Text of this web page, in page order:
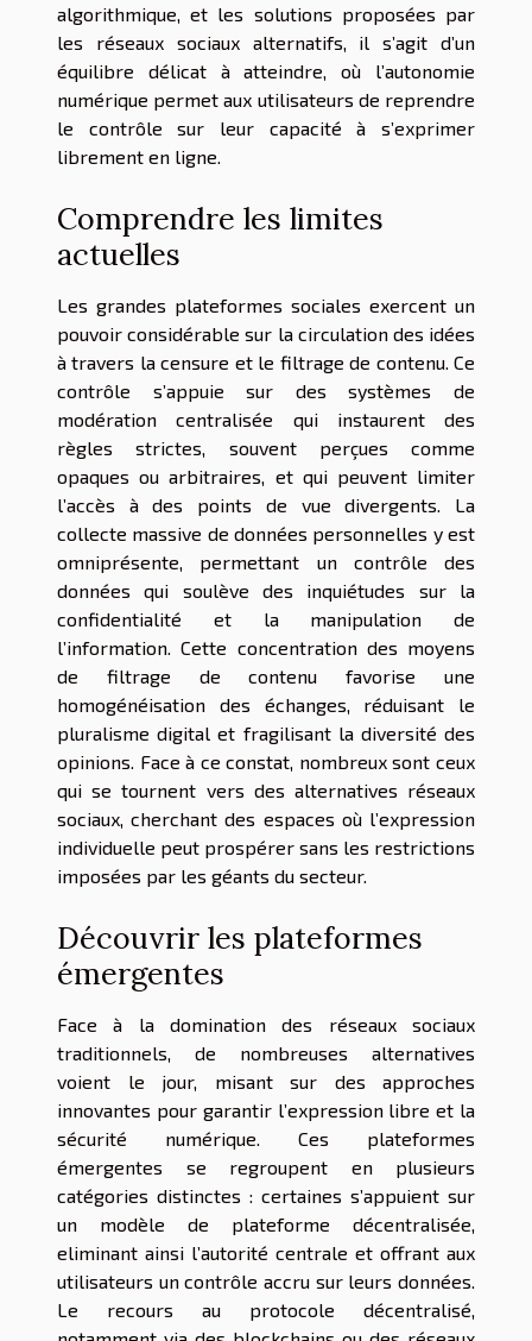
algorithmique, et les solutions proposées par
les réseaux sociaux alternatifs, il s’agit d’un
équilibre délicat à atteindre, où l’autonomie
numérique permet aux utilisateurs de reprendre
le contrôle sur leur capacité à s’exprimer
librement en ligne.
Comprendre les limites
actuelles
Les grandes plateformes sociales exercent un
pouvoir considérable sur la circulation des idées
à travers la censure et le filtrage de contenu. Ce
contrôle s’appuie sur des systèmes de
modération centralisée qui instaurent des
règles strictes, souvent perçues comme
opaques ou arbitraires, et qui peuvent limiter
l’accès à des points de vue divergents. La
collecte massive de données personnelles y est
omniprésente, permettant un contrôle des
données qui soulève des inquiétudes sur la
confidentialité et la manipulation de
l’information. Cette concentration des moyens
de filtrage de contenu favorise une
homogénéisation des échanges, réduisant le
pluralisme digital et fragilisant la diversité des
opinions. Face à ce constat, nombreux sont ceux
qui se tournent vers des alternatives réseaux
sociaux, cherchant des espaces où l’expression
individuelle peut prospérer sans les restrictions
imposées par les géants du secteur.
Découvrir les plateformes
émergentes
Face à la domination des réseaux sociaux
traditionnels, de nombreuses alternatives
voient le jour, misant sur des approches
innovantes pour garantir l’expression libre et la
sécurité numérique. Ces plateformes
émergentes se regroupent en plusieurs
catégories distinctes : certaines s’appuient sur
un modèle de plateforme décentralisée,
eliminant ainsi l’autorité centrale et offrant aux
utilisateurs un contrôle accru sur leurs données.
Le recours au protocole décentralisé,